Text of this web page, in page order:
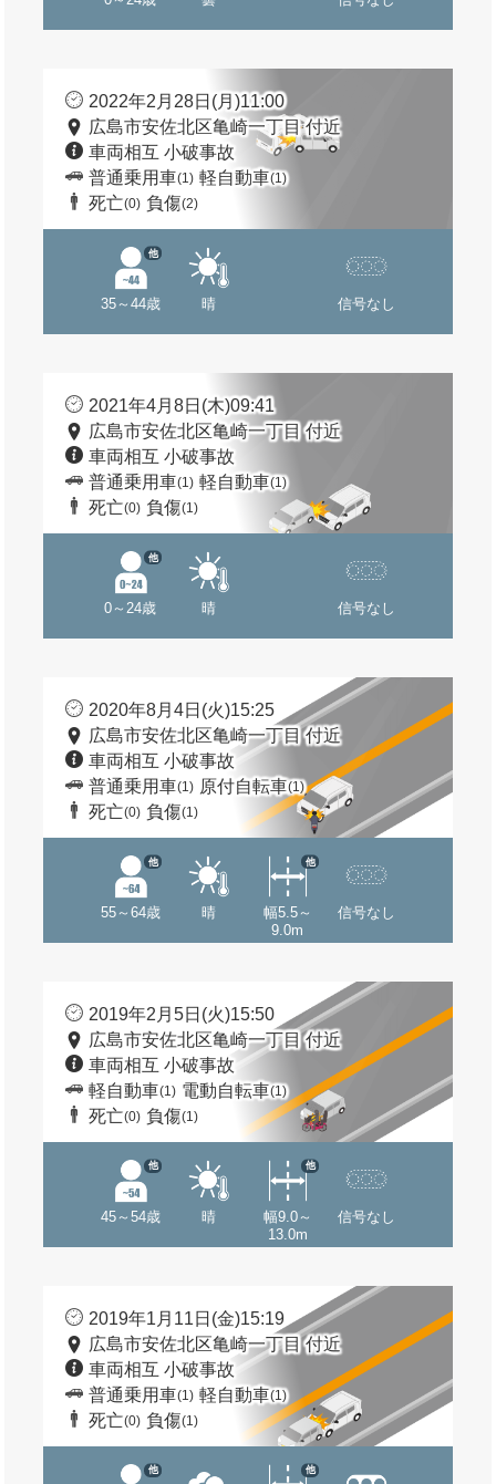
2022年2月28日(月)11:00
広島市安佐北区亀崎一丁目 付近
車両相互 小破事故
普通乗用車(1) 軽自動車(1)
死亡(0) 負傷(2)
35～44歳
他
晴 信号なし
2021年4月8日(木)09:41
広島市安佐北区亀崎一丁目 付近
車両相互 小破事故
普通乗用車(1) 軽自動車(1)
死亡(0) 負傷(1)
0～24歳
他
晴 信号なし
2020年8月4日(火)15:25
広島市安佐北区亀崎一丁目 付近
車両相互 小破事故
普通乗用車(1) 原付自転車(1)
死亡(0) 負傷(1)
55～64歳
他
晴
幅5.5～
9.0m
他
信号なし
2019年2月5日(火)15:50
広島市安佐北区亀崎一丁目 付近
車両相互 小破事故
軽自動車(1) 電動自転車(1)
死亡(0) 負傷(1)
45～54歳
他
晴
幅9.0～
13.0m
他
信号なし
2019年1月11日(金)15:19
広島市安佐北区亀崎一丁目 付近
車両相互 小破事故
普通乗用車(1) 軽自動車(1)
死亡(0) 負傷(1)
他 他